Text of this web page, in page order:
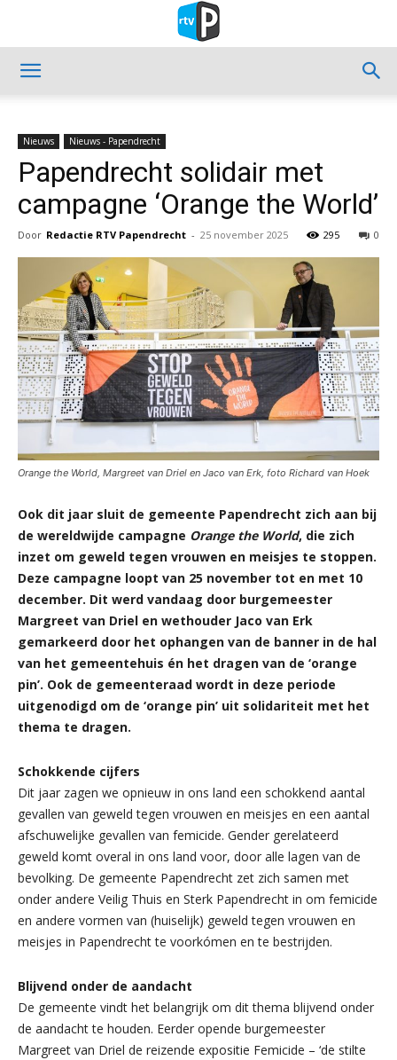
Nieuws Nieuws - Papendrecht
Papendrecht solidair met
campagne ‘Orange the World’
Door Redactie RTV Papendrecht - 25 november 2025 0
295
Orange the World, Margreet van Driel en Jaco van Erk, foto Richard van Hoek
Ook dit jaar sluit de gemeente Papendrecht zich aan bij
de wereldwijde campagne Orange the World, die zich
inzet om geweld tegen vrouwen en meisjes te stoppen.
Deze campagne loopt van 25 november tot en met 10
december. Dit werd vandaag door burgemeester
Margreet van Driel en wethouder Jaco van Erk
gemarkeerd door het ophangen van de banner in de hal
van het gemeentehuis én het dragen van de ‘orange
pin’. Ook de gemeenteraad wordt in deze periode
uitgenodigd om de ‘orange pin’ uit solidariteit met het
thema te dragen.
Schokkende cijfers
Dit jaar zagen we opnieuw in ons land een schokkend aantal
gevallen van geweld tegen vrouwen en meisjes en een aantal
afschuwelijke gevallen van femicide. Gender gerelateerd
geweld komt overal in ons land voor, door alle lagen van de
bevolking. De gemeente Papendrecht zet zich samen met
onder andere Veilig Thuis en Sterk Papendrecht in om femicide
en andere vormen van (huiselijk) geweld tegen vrouwen en
meisjes in Papendrecht te voorkómen en te bestrijden.
Blijvend onder de aandacht
De gemeente vindt het belangrijk om dit thema blijvend onder
de aandacht te houden. Eerder opende burgemeester
Margreet van Driel de reizende expositie Femicide – ‘de stilte